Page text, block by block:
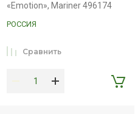
«Emotion», Mariner 496174
РОССИЯ
Сравнить